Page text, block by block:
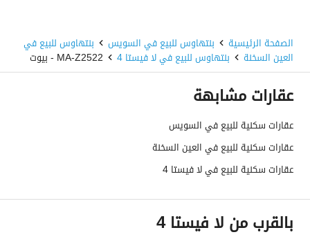
الصفحة الرئيسية بنتهاوس للبيع في السويس بنتهاوس للبيع في
العين السخنة بنتهاوس للبيع في لا فيستا 4 MA-Z2522 - بيوت
عقارات مشابهة
عقارات سكنية للبيع في السويس
عقارات سكنية للبيع في العين السخنة
عقارات سكنية للبيع في لا فيستا 4
بالقرب من لا فيستا 4